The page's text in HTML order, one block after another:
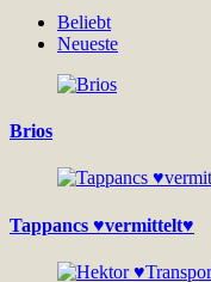
Beliebt
Neueste
Brios
Tappancs ♥vermittelt♥